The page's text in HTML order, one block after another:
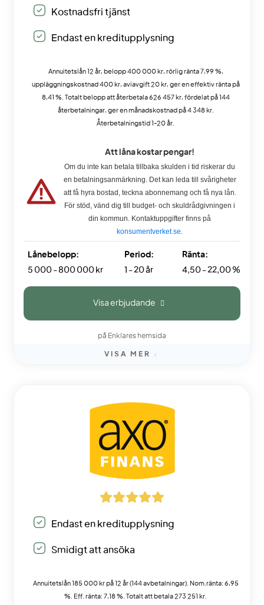
Kostnadsfri tjänst
Endast en kreditupplysning
Annuitetslån 12 år, belopp 400 000 kr, rörlig ränta 7,99 %,
uppläggningskostnad 400 kr, aviavgift 20 kr, ger en effektiv ränta på
8,41 %. Totalt belopp att återbetala 626 457 kr, fördelat på 144
återbetalningar, ger en månadskostnad på 4 348 kr.
Återbetalningstid 1-20 år.
Att låna kostar pengar!
Om du inte kan betala tillbaka skulden i tid riskerar du
en betalningsanmärkning. Det kan leda till svårigheter
att få hyra bostad, teckna abonnemang och få nya lån.
För stöd, vänd dig till budget- och skuldrådgivningen i
din kommun. Kontaktuppgifter finns på
konsumentverket.se.
Lånebelopp:
5 000 - 800 000 kr
Period:
1 - 20 år
Ränta:
4,50 - 22,00 %
Visa erbjudande
på Enklares hemsida
VISA MER
Endast en kreditupplysning
Smidigt att ansöka
Annuitetslån 185 000 kr på 12 år (144 avbetalningar). Nom.ränta: 6,95
%. Eff. ränta: 7,18 %. Totalt att betala 273 251 kr.